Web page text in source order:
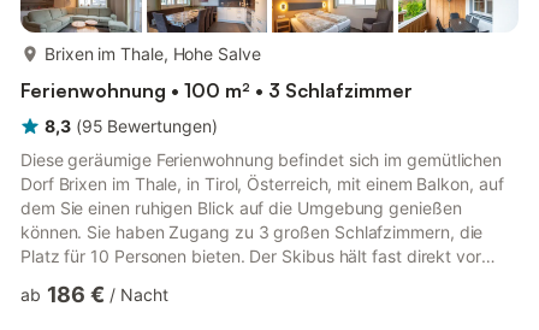
Brixen im Thale, Hohe Salve
Ferienwohnung • 100 m² • 3 Schlafzimmer
8,3 (95 Bewertungen)
Diese geräumige Ferienwohnung befindet sich im gemütlichen
Dorf Brixen im Thale, in Tirol, Österreich, mit einem Balkon, auf
dem Sie einen ruhigen Blick auf die Umgebung genießen
können. Sie haben Zugang zu 3 großen Schlafzimmern, die
Platz für 10 Personen bieten. Der Skibus hält fast direkt vor
zahlreiche Restaurants und Geschäfte in einer Entfernung von
ab 186 € / Nacht